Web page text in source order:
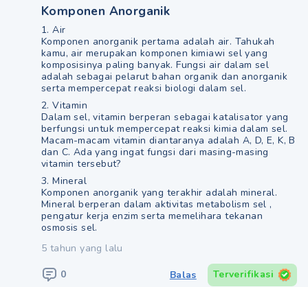
Komponen Anorganik
1. Air
Komponen anorganik pertama adalah air. Tahukah
kamu, air merupakan komponen kimiawi sel yang
komposisinya paling banyak. Fungsi air dalam sel
adalah sebagai pelarut bahan organik dan anorganik
serta mempercepat reaksi biologi dalam sel.
2. Vitamin
Dalam sel, vitamin berperan sebagai katalisator yang
berfungsi untuk mempercepat reaksi kimia dalam sel.
Macam-macam vitamin diantaranya adalah A, D, E, K, B
dan C. Ada yang ingat fungsi dari masing-masing
vitamin tersebut?
3. Mineral
Komponen anorganik yang terakhir adalah mineral.
Mineral berperan dalam aktivitas metabolism sel ,
pengatur kerja enzim serta memelihara tekanan
osmosis sel.
5 tahun yang lalu
0 Balas Terverifikasi